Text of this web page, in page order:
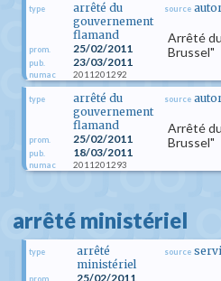
type
arrêté du
gouvernement
flamand
prom. 25/02/2011
pub. 23/03/2011
numac 2011201292
source
Arrêté
Brussel"
type
arrêté du
gouvernement
flamand
prom. 25/02/2011
pub. 18/03/2011
numac 2011201293
source
Arrêté
Brussel"
arrêté ministériel
type
arrêté
ministériel
prom. 25/02/2011
source